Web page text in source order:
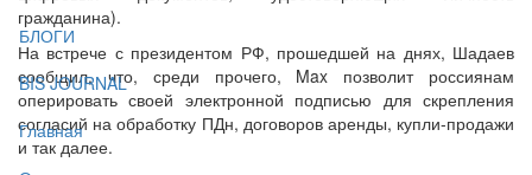
БЛОГИ
BIS JOURNAL
Главная
гражданина).
На встрече с президентом РФ, прошедшей на днях, Шадаев
сообщил, что, среди прочего, Max позволит россиянам
оперировать своей электронной подписью для скрепления
согласий на обработку ПДн, договоров аренды, купли-продажи
и так далее.